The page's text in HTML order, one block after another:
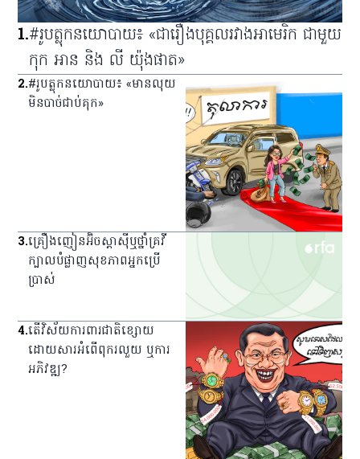
1.#រូបត្លុកនយោបាយ៖ «ជារឿងបុគ្គលរវាងអាមេរិក ជាមួយ
កុក អាន និង លី យ៉ុងផាត»
2.#រូបត្លុកនយោបាយ៖ «មានលុយ
មិនបាច់ជាប់គុក»
3.គ្រឿង​ញៀន​អ៊ិចស្តាស៊ី​ឬ​ថ្នាំ​គ្រវី​
ក្បាល​បំផ្លាញ​សុខភាព​អ្នក​ប្រើ
ប្រាស់
4.តើវិស័យការពារជាតិខ្សោយ
ដោយសារអំពើពុករលួយ ឬការ
អភិវឌ្ឍ?